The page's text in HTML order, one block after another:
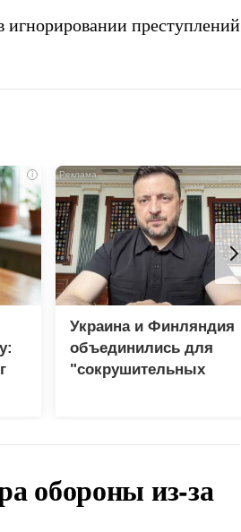
игнорировании преступлений
i
Украина и Финляндия
объединились для
"сокрушительных
обороны из-за